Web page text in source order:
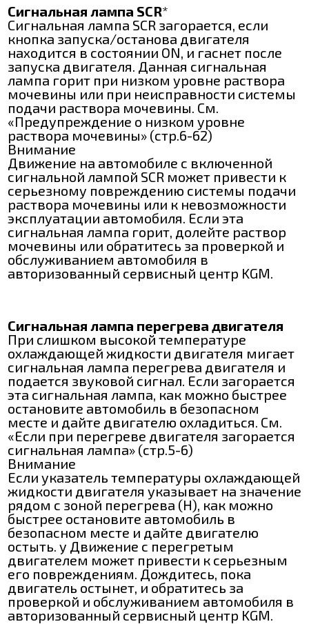
Сигнальная лампа SCR*
Сигнальная лампа SCR загорается, если
кнопка запуска/останова двигателя
находится в состоянии ON, и гаснет после
запуска двигателя. Данная сигнальная
лампа горит при низком уровне раствора
мочевины или при неисправности системы
подачи раствора мочевины. См.
«Предупреждение о низком уровне
раствора мочевины» (стр.6-62)
Внимание
Движение на автомобиле с включенной
сигнальной лампой SCR может привести к
серьезному повреждению системы подачи
раствора мочевины или к невозможности
эксплуатации автомобиля. Если эта
сигнальная лампа горит, долейте раствор
мочевины или обратитесь за проверкой и
обслуживанием автомобиля в
авторизованный сервисный центр KGM.
Сигнальная лампа перегрева двигателя
При слишком высокой температуре
охлаждающей жидкости двигателя мигает
сигнальная лампа перегрева двигателя и
подается звуковой сигнал. Если загорается
эта сигнальная лампа, как можно быстрее
остановите автомобиль в безопасном
месте и дайте двигателю охладиться. См.
«Если при перегреве двигателя загорается
сигнальная лампа» (стр.5-6)
Внимание
Если указатель температуры охлаждающей
жидкости двигателя указывает на значение
рядом с зоной перегрева (H), как можно
быстрее остановите автомобиль в
безопасном месте и дайте двигателю
остыть. y Движение с перегретым
двигателем может привести к серьезным
его повреждениям. Дождитесь, пока
двигатель остынет, и обратитесь за
проверкой и обслуживанием автомобиля в
авторизованный сервисный центр KGM.